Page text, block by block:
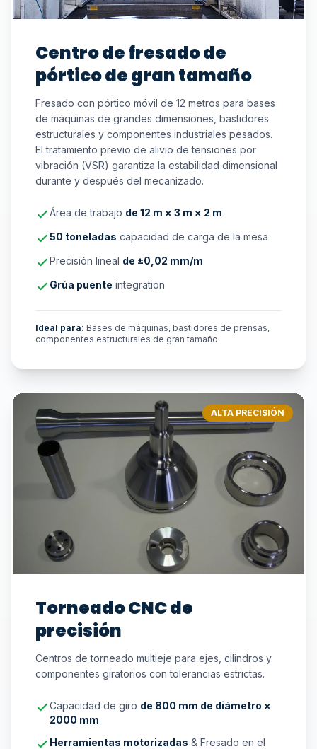
Centro de fresado de
pórtico de gran tamaño
Fresado con pórtico móvil de 12 metros para bases
de máquinas de grandes dimensiones, bastidores
estructurales y componentes industriales pesados.
El tratamiento previo de alivio de tensiones por
vibración (VSR) garantiza la estabilidad dimensional
durante y después del mecanizado.
Área de trabajo de 12 m × 3 m × 2 m
50 toneladas capacidad de carga de la mesa
Precisión lineal de ±0,02 mm/m
Grúa puente integration
Ideal para: Bases de máquinas, bastidores de prensas,
componentes estructurales de gran tamaño
ALTA PRECISIÓN
Torneado CNC de
precisión
Centros de torneado multieje para ejes, cilindros y
componentes giratorios con tolerancias estrictas.
Capacidad de giro de 800 mm de diámetro ×
2000 mm
Herramientas motorizadas & Fresado en el